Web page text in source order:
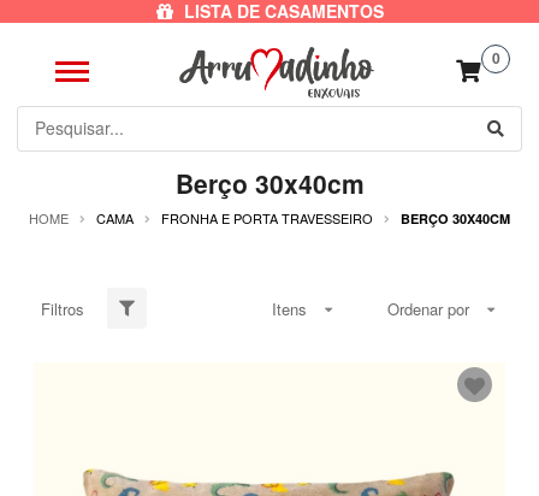
LISTA DE CASAMENTOS
0
Berço 30x40cm
HOME CAMA FRONHA E PORTA TRAVESSEIRO BERÇO 30X40CM
Filtros Itens Ordenar por